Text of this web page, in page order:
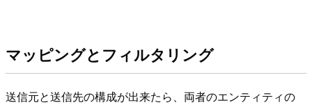
マッピングとフィルタリング
送信元と送信先の構成が出来たら、両者のエンティティの